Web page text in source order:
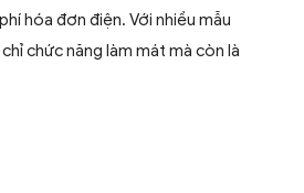
hóa đơn điện. Với nhiều mẫu
chức năng làm mát mà còn là